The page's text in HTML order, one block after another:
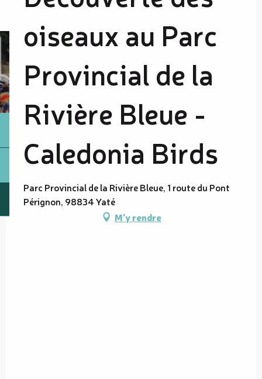
oiseaux au Parc
Provincial de la
Rivière Bleue -
Caledonia Birds
Parc Provincial de la Rivière Bleue, 1 route du Pont
Pérignon, 98834 Yaté
M'y rendre